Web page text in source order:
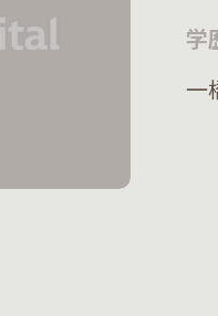
学
一